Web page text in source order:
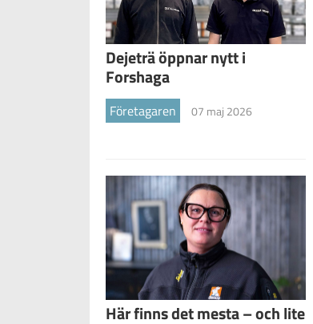
Dejeträ öppnar nytt i
Forshaga
Företagaren 07 maj 2026
Här finns det mesta – och lite